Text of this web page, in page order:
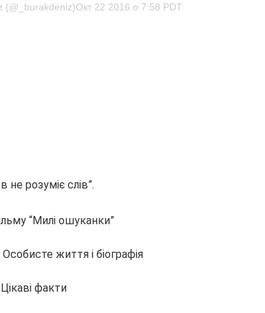
(@_burakdeniz)Окт 22 2016 о 7:58 PDT
не розуміє слів”.
“Милі ошуканки”
Цікаві факти